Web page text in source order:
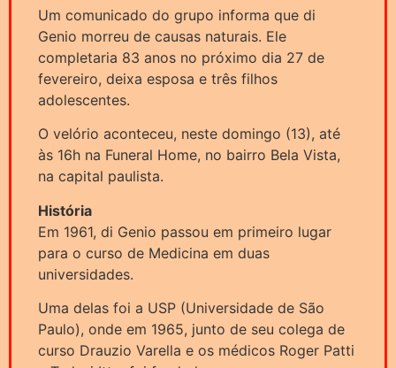
Um comunicado do grupo informa que di
Genio morreu de causas naturais. Ele
completaria 83 anos no próximo dia 27 de
fevereiro, deixa esposa e três filhos
adolescentes.
O velório aconteceu, neste domingo (13), até
às 16h na Funeral Home, no bairro Bela Vista,
na capital paulista.
História
Em 1961, di Genio passou em primeiro lugar
para o curso de Medicina em duas
universidades.
Uma delas foi a USP (Universidade de São
Paulo), onde em 1965, junto de seu colega de
curso Drauzio Varella e os médicos Roger Patti